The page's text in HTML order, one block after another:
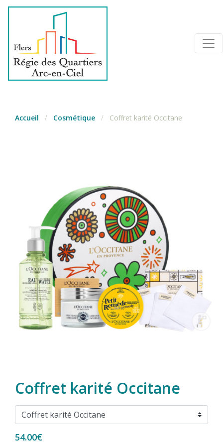
Accueil / Cosmétique / Coffret karité Occitane
Coffret karité Occitane
54.00€